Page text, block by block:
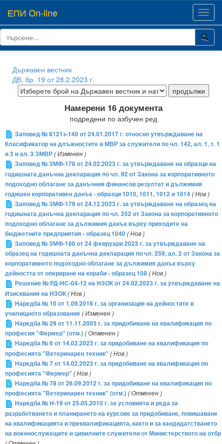
ЕПИ On-line
Държавен вестник
ДВ, бр. 19 от 28.2.2023 г.
Намерени 16 документа
подредени по азбучен ред
Заповед № 8121з-140 от 24.01.2017 г. относно утвърждаване на
Класификатор на длъжностите в МВР за служители по чл. 142, ал. 1, т. 1
и 3 и ал. 3 ЗМВР( Изменен )
Заповед № ЗМФ-178 от 24.02.2023 г. за утвърждаване на образци на
годишната данъчна декларация по чл. 92 от Закона за корпоративното
подоходно облагане за данъчния финансов резултат и дължимия
годишен корпоративен данък - образци 1010, 1011, 1012 и 1014( Нов )
Заповед № ЗМФ-179 от 24.12.2023 г. за утвърждаване на образец на
годишната данъчна декларация по чл. 252 от Закона за корпоративното
подоходно облагане за дължимия данък върху приходите на
бюджетните предприятия - образец 1040 ( Нов )
Заповед № ЗМФ-180 от 24 февруари 2023 г. за утвърждаване на
образец на годишната данъчна декларация по чл. 259, ал. 2 от Закона за
корпоративното подоходно облагане за дължимия данък върху
дейността от опериране на кораби - образец 108( Нов )
Решение № РД-НС-04-12 на НЗОК от 24.02.2023 г. за утвърждаване на
Изисквания на НЗОК( Нов )
Наредба № 10 от 1.09.2016 г. за организация на дейностите в
училищното образование( Изменен )
Наредба № 29 от 11.11.2003 г. за придобиване на квалификация по
професия "Фермер" (отм.)( Отменен )
Наредба № 6 от 14.02.2023 г. за придобиване на квалификация по
професията "Ветеринарен техник" ( Нов )
Наредба № 7 от 14.02.2023 г. за придобиване на квалификация по
професията "Фермер" ( Нов )
Наредба № 78 от 26.09.2012 г. за придобиване на квалификация по
професията "Ветеринарен техник" (отм.)( Отменен )
Наредба № Н-19 от 25.05.2010 г. за условията и реда за
разработването и планирането на курсове за придобиване, повишаване
на квалификацията и преквалификацията, както и за кандидатстването
на военнослужещите и цивилните служители от Министерството на отбр